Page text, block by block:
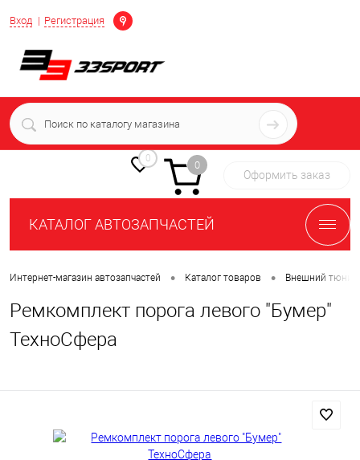
Вход Регистрация
Определение
+7 (939) 716-10-06
пн-пт 7:00-16:00 МСК
0
0
Оформить заказ
КАТАЛОГ АВТОЗАПЧАСТЕЙ
Интернет-магазин автозапчастей • Каталог товаров • Внешний
Ремкомплект порога левого "Бумер"
ТехноСфера